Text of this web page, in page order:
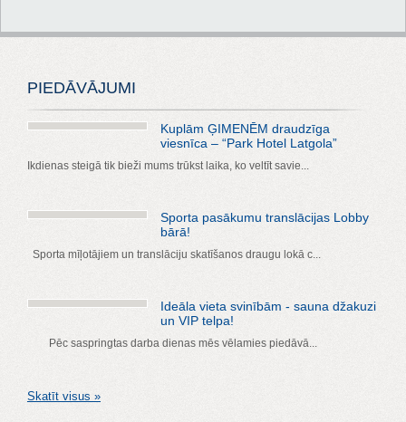
PIEDĀVĀJUMI
Kuplām ĢIMENĒM draudzīga
viesnīca – “Park Hotel Latgola”
Ikdienas steigā tik bieži mums trūkst laika, ko veltīt savie...
Sporta pasākumu translācijas Lobby
bārā!
Sporta mīļotājiem un translāciju skatīšanos draugu lokā c...
Ideāla vieta svinībām - sauna džakuzi
un VIP telpa!
Pēc saspringtas darba dienas mēs vēlamies piedāvā...
Skatīt visus »